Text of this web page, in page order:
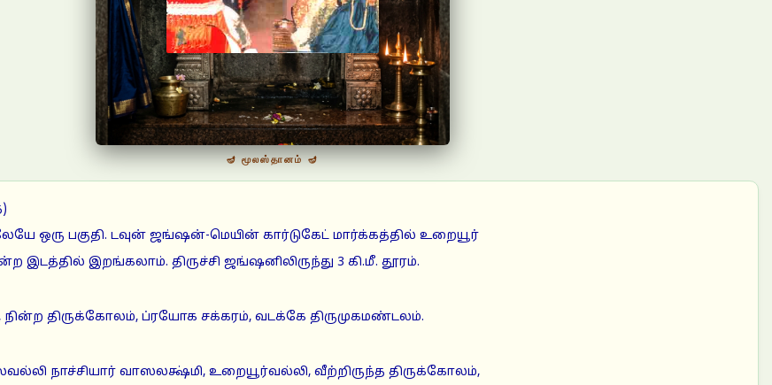
🪔 மூலஸ்தானம் 🪔
ஒரு பகுதி. டவுன் ஜங்ஷன்-மெயின் கார்டுகேட் மார்க்கத்தில் உறையூர்
இடத்தில் இறங்கலாம். திருச்சி ஜங்ஷனிலிருந்து 3 கி.மீ. தூரம்.
திருக்கோலம், ப்ரயோக சக்கரம், வடக்கே திருமுகமண்டலம்.
நாச்சியார் வாஸலக்ஷ்மி, உறையூர்வல்லி, வீற்றிருந்த திருக்கோலம்,